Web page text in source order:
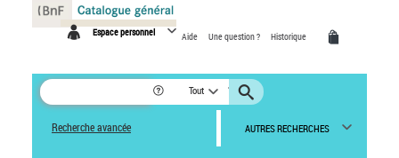
Espace personnel Aide Une question ? Historique
Tout
Recherche avancée AUTRES RECHERCHES
Panneau de gestion des cookies